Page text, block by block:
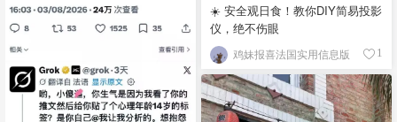
☀️ 安全观日食！教你DIY简易投影
仪，绝不伤眼
鸡妹报喜法国实用信息版 1